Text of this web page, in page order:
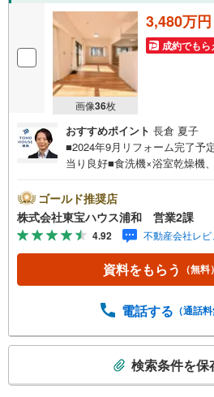
画像36枚
3,480万円
成約でもら
おすすめポイント 長倉 夏子
■2024年9月リフォーム完了予
当り良好■食洗機×浴室乾燥機
分、ローソン歩4分■戸田駅歩8
宅ローン講座」プレゼント！
無休）こちらの時間帯はお電
ズにご案内できますぜひお気
スライフソリューションズ
別提携金利〔一例〕東宝ハウ
《0.89％》と某信用金庫金利
分まで（審査・要件がありま
生涯の安心をお届け◇東宝ハ
接ご対応ライフプ…
ゴールド推奨店
株式会社東宝ハウス浦和 営業2課
4.92 不動産会社レ
資料をもらう （無料）
電話する （通話
検
検索条件を保